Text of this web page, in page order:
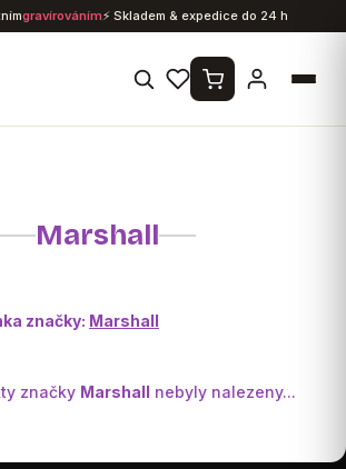
gravírováním⚡ Skladem & expedice do 24 h
Marshall
značky: Marshall
značky Marshall nebyly nalezeny...